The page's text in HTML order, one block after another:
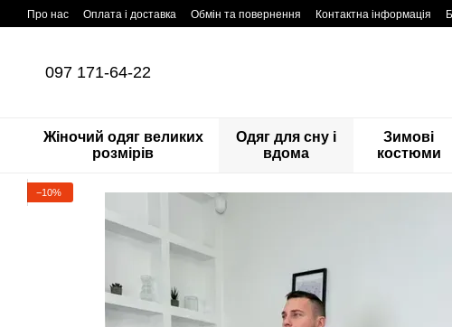
Перейти до основного контенту
Про нас Оплата і доставка Обмін та повернення Контактна інформація
097 171-64-22
Жіночий одяг великих
розмірів
Одяг для сну і
вдома
Зимові
костюми
−10%